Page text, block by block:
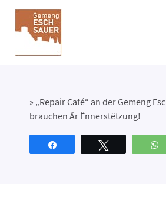
» „Repair Café“ an der Gemeng
brauchen Är Ënnerstëtzung!